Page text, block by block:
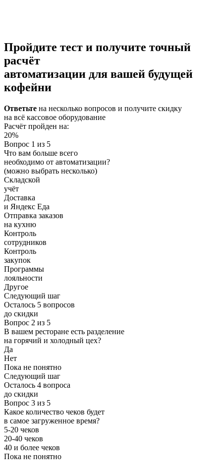
Пройдите тест и получите точный
расчёт
автоматизации для вашей будущей
кофейни
Ответьте на несколько вопросов и получите скидку
на всё кассовое оборудование
Расчёт пройден на:
20%
Вопрос 1 из 5
Что вам больше всего
необходимо от автоматизации?
(можно выбрать несколько)
Складской
учёт
Доставка
и Яндекс Еда
Отправка заказов
на кухню
Контроль
сотрудников
Контроль
закупок
Программы
лояльности
Другое
Следующий шаг
Осталось 5 вопросов
до скидки
Вопрос 2 из 5
В вашем ресторане есть разделение
на горячий и холодный цех?
Да
Нет
Пока не понятно
Следующий шаг
Осталось 4 вопроса
до скидки
Вопрос 3 из 5
Какое количество чеков будет
в самое загруженное время?
5-20 чеков
20-40 чеков
40 и более чеков
Пока не понятно